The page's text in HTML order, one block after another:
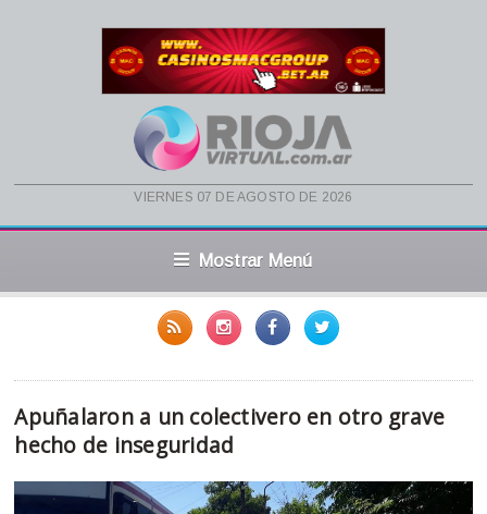
viernes 07 de agosto de 2026
Mostrar Menú
Apuñalaron a un colectivero en otro grave
hecho de inseguridad